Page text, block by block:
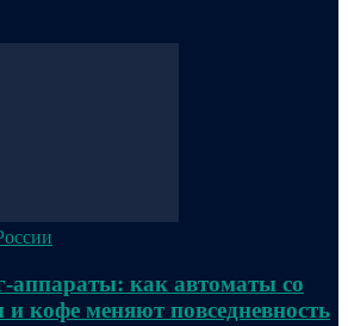
аппараты: как автоматы со
и кофе меняют повседневность